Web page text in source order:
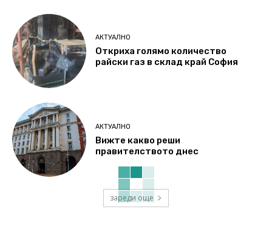
АКТУАЛНО
Откриха голямо количество
райски газ в склад край София
АКТУАЛНО
Вижте какво реши
правителството днес
зареди още